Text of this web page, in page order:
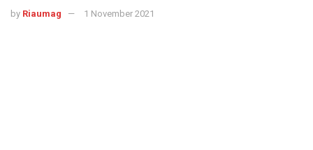
by Riaumag 1 November 2021